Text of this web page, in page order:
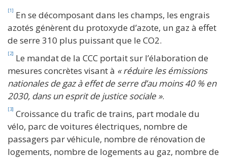
[1] En se décomposant dans les champs, les engrais
azotés génèrent du protoxyde d’azote, un gaz à effet
de serre 310 plus puissant que le CO2.
[2] Le mandat de la CCC portait sur l’élaboration de
mesures concrètes visant à « réduire les émissions
nationales de gaz à effet de serre d’au moins 40 % en
2030, dans un esprit de justice sociale ».
[3] Croissance du trafic de trains, part modale du
vélo, parc de voitures électriques, nombre de
passagers par véhicule, nombre de rénovation de
logements, nombre de logements au gaz, nombre de